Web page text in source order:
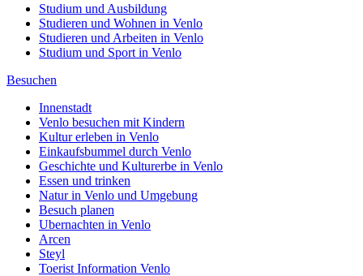
Studium und Ausbildung
Studieren und Wohnen in Venlo
Studieren und Arbeiten in Venlo
Studium und Sport in Venlo
Besuchen
Innenstadt
Venlo besuchen mit Kindern
Kultur erleben in Venlo
Einkaufsbummel durch Venlo
Geschichte und Kulturerbe in Venlo
Essen und trinken
Natur in Venlo und Umgebung
Besuch planen
Ubernachten in Venlo
Arcen
Steyl
Toerist Information Venlo